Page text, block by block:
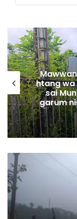
htang wa
sai
garum
’
B
U
N